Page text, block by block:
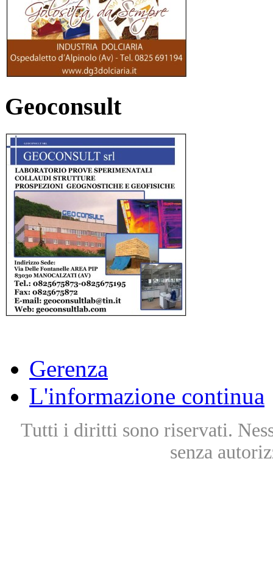
Geoconsult
Gerenza
L'informazione continua
Tutti i diritti sono riservati.
senza